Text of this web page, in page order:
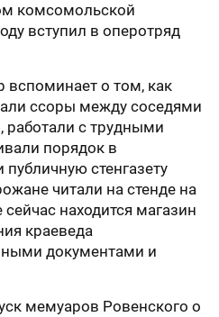
комсомольской
вступил в оперотряд
вспоминает о том, как
ссоры между соседями
работали с трудными
порядок в
публичную стенгазету
читали на стенде на
находится магазин
краеведа
документами и
мемуаров Ровенского о